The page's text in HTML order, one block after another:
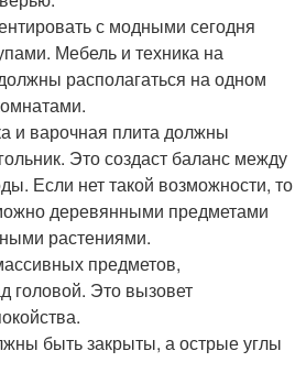
с модными сегодня
Мебель и техника на
располагаться на одном
и варочная плита должны
Это создаст баланс между
Если нет такой возможности, то
деревянными предметами
растениями.
предметов,
головой. Это вызовет
быть закрыты, а острые углы